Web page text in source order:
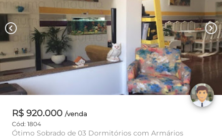
chevron_left chevron_right
R$ 920.000 /venda
Cód: 1804
Ótimo Sobrado de 03 Dormitórios com Armários